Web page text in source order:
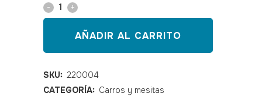
Mesita
3
estantes
M25
AÑADIR AL CARRITO
SKU: 220004
CATEGORÍA: Carros y mesitas